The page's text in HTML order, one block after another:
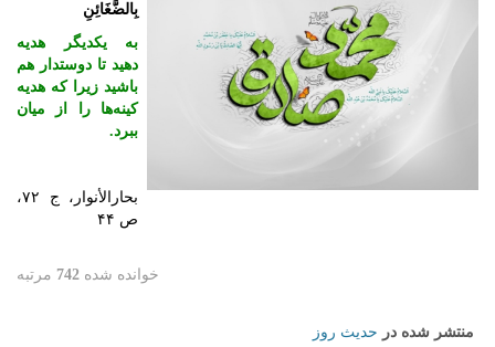
بِالضَّغَائِنِ
به یکدیگر هدیه
دهید تا دوستدار هم
باشید زیرا که هدیه
کینه‌ها را از میان
ببرد.
بحارالأنوار، ج ۷۲،
ص ۴۴
خوانده شده 742 مرتبه
منتشر شده در حدیث روز